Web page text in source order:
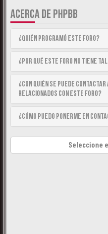
ACERCA DE PHPBB
¿Quién programó este foro?
¿Por qué este foro no tiene
¿Con quién se puede
relacionados con este foro?
¿Cómo puedo ponerme en
Seleccione